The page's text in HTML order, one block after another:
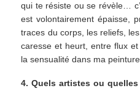
qui te résiste ou se révèle…
est volontairement épaisse,
traces du corps, les reliefs,
caresse et heurt, entre flux
la sensualité dans ma
4. Quels artistes ou